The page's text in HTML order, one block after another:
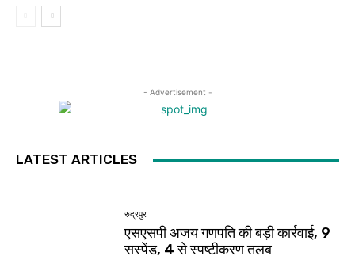
- Advertisement -
LATEST ARTICLES
रुद्रपुर
एसएसपी अजय गणपति की बड़ी कार्रवाई, 9
सस्पेंड, 4 से स्पष्टीकरण तलब